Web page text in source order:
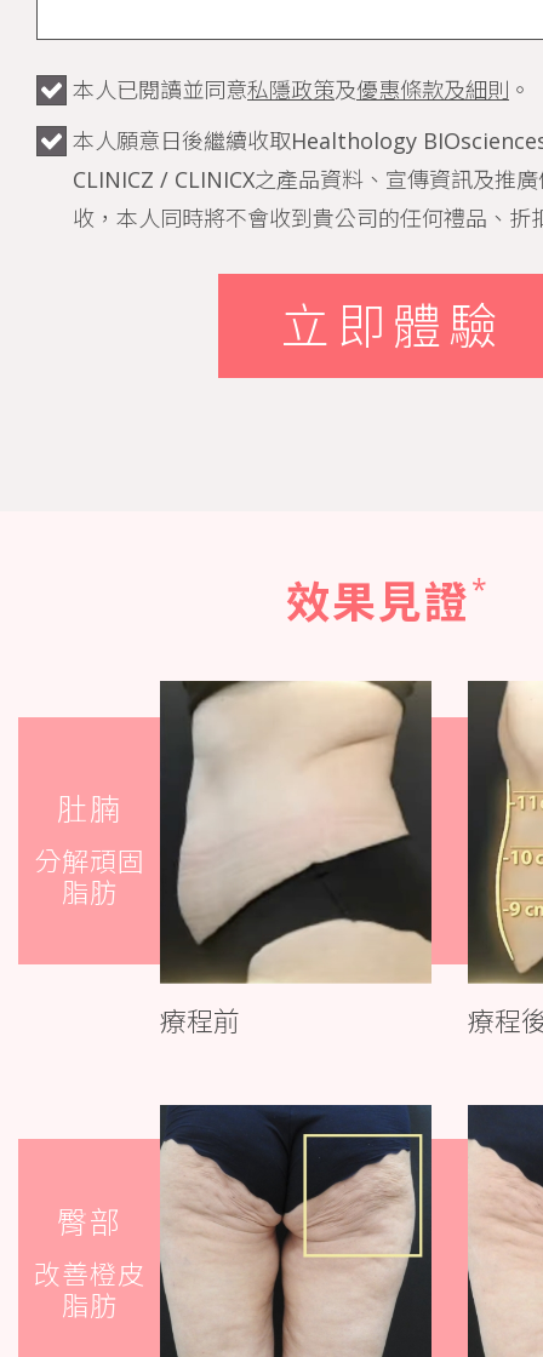
本人已閱讀並同意私隱政策及優惠條款及細則 。
本人願意日後繼續收取Healthology
CLINICZ / CLINICX之產品資料、宣傳資訊及推
收，本人同時將不會收到貴公司的任何禮品、折
立即體驗
效果見證*
肚腩
分解頑固
脂肪
療程前 療程
臀部
改善橙皮
脂肪